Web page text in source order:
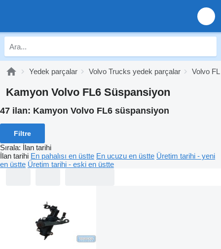
Yedek parçalar Volvo Trucks yedek parçalar Volvo
Kamyon Volvo FL6 Süspansiyon
47 ilan: Kamyon Volvo FL6 süspansiyon
Filtre
Sırala: İlan tarihi
İlan tarihi En pahalısı en üstte En ucuzu en üstte Üretim tarihi - yeni
en üstte Üretim tarihi - eski en üstte